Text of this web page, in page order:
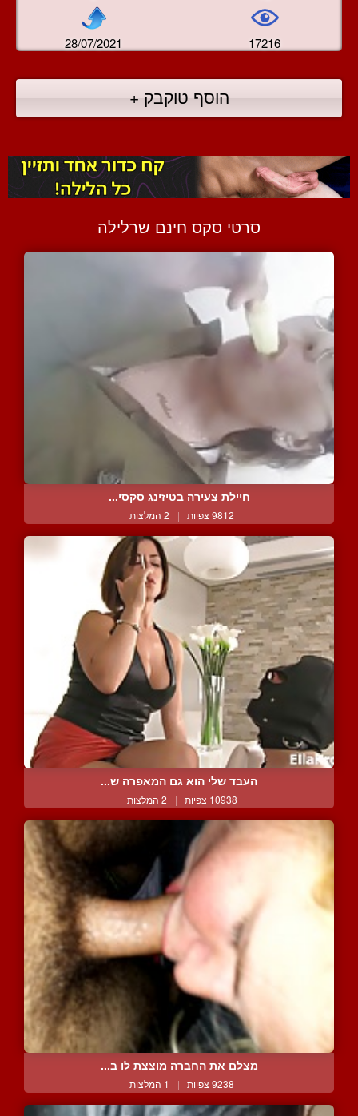
28/07/2021 17216
הוסף טוקבק +
סרטי סקס חינם שרלילה
חיילת צעירה בטיזינג סקסי...
9812 צפיות | 2 המלצות
העבד שלי הוא גם המאפרה ש...
10938 צפיות | 2 המלצות
מצלם את החברה מוצצת לו ב...
9238 צפיות | 1 המלצות